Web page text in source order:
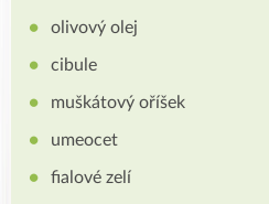
olivový olej
cibule
muškátový oříšek
umeocet
fialové zelí